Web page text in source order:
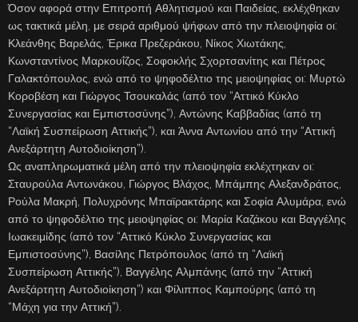
Όσον αφορά στην Επιτροπή Αθλητισμού και Παιδείας, εκλέχθηκαν
ως τακτικά μέλη, με σειρά αριθμού ψήφων από την πλειοψηφία οι:
Κλεάνθης Βαρελάς, Έρικα Πρεζεράκου, Νίκος Χιωτάκης,
Κωνσταντίνος Μαρκουΐζος, Σοφοκλής Σχορτσανίτης και Πέτρος
Γαλακτόπουλος, ενώ από το ψηφοδέλτιο της μειοψηφίας οι: Μυρτώ
Κοροβέση και Γιώργος Τσουκαλάς (από τον “Αττικό Κύκλο
Συνεργασίας και Εμπιστοσύνης”), Αντώνης Καββαδίας (από τη
“Λαϊκή Συσπείρωση Αττικής”), και Άννα Αντωνίου από την “Αττική
Ανεξάρτητη Αυτοδιοίκηση”).
Ως αναπληρωματικά μέλη από την πλειοψηφία εκλέχτηκαν οι:
Σταυρούλα Αντωνάκου, Γιώργος Βλάχος, Μπάμπης Αλεξανδράτος,
Ρούλα Μακρή, Πολυχρόνης Μπαϊρακτάρης και Σοφία Αλυμάρα, ενώ
από το ψηφοδέλτιο της μειοψηφίας οι: Μαρία Καζάκου και Βαγγέλης
Ιωακειμίδης (από τον “Αττικό Κύκλο Συνεργασίας και
Εμπιστοσύνης”), Βασίλης Πετρόπουλος (από τη “Λαϊκή
Συσπείρωση Αττικής”), Βαγγέλης Αλμπάνης (από την “Αττική
Ανεξάρτητη Αυτοδιοίκηση”) και Φίλιππος Καμπούρης (από τη
“Μάχη για την Αττική”).